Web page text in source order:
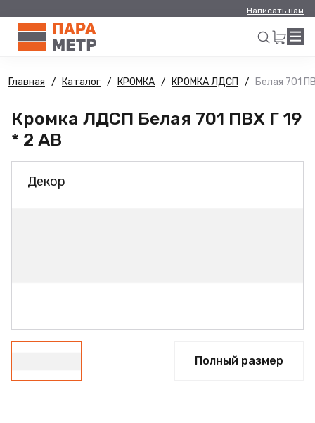
Написать нам
Искать
Главная Каталог КРОМКА КРОМКА ЛДСП Белая 701
Кромка ЛДСП Белая 701 ПВХ Г 19
* 2 АВ
Декор
Полный размер